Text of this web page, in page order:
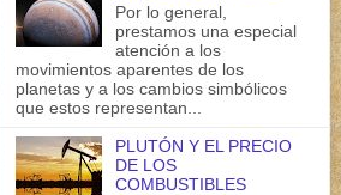
Por lo general,
prestamos una especial
atención a los
movimientos aparentes de los
planetas y a los cambios simbólicos
que estos representan...
PLUTÓN Y EL PRECIO
DE LOS
COMBUSTIBLES